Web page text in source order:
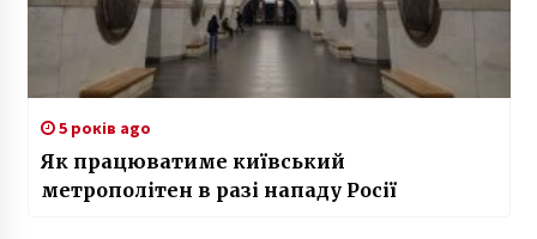
5 років ago
Як працюватиме київський
метрополітен в разі нападу Росії